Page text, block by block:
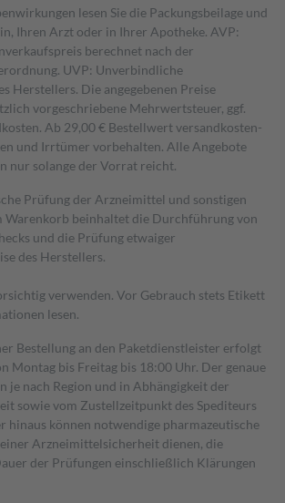
lesen Sie die Packungsbeilage und
Ihren Arzt oder in Ihrer Apotheke. AVP:
berechnet nach der
UVP: Unverbindliche
Herstellers. Die angegebenen Preise
vorgeschriebene Mehrwertsteuer, ggf.
Ab 29,00 € Bestell­wert versand­kosten­
und Irrtümer vorbehalten. Alle Angebote
nur solange der Vorrat reicht.
Prüfung der Arzneimittel und sonstigen
Warenkorb beinhaltet die Durchführung von
und die Prüfung etwaiger
des Herstellers.
verwenden. Vor Gebrauch stets Etikett
lesen.
Bestellung an den Paketdienstleister erfolgt
Montag bis Freitag bis 18:00 Uhr. Der genaue
je nach Region und in Abhängigkeit der
sowie vom Zustellzeitpunkt des Spediteurs
hinaus können notwendige pharmazeutische
Arzneimittelsicherheit dienen, die
der Prüfungen einschließlich Klärungen